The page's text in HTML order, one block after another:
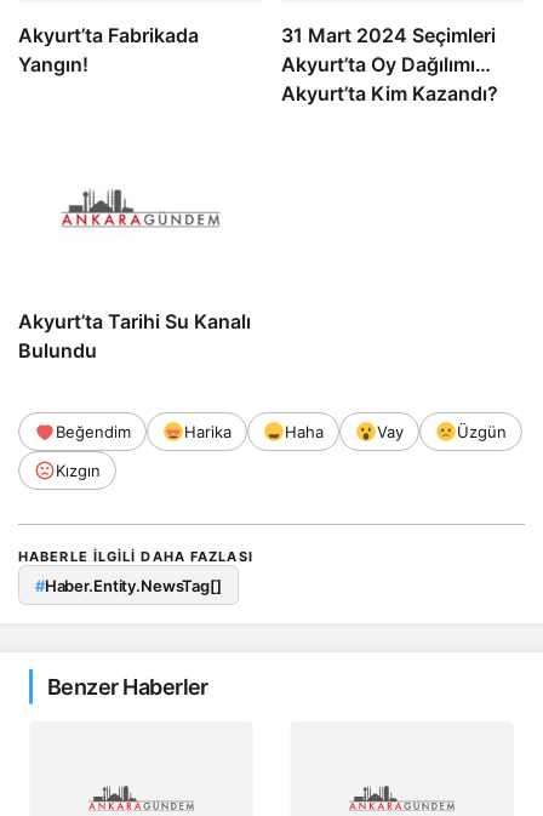
Akyurt’ta Fabrikada
Yangın!
31 Mart 2024 Seçimleri
Akyurt’ta Oy Dağılımı…
Akyurt’ta Kim Kazandı?
Akyurt’ta Tarihi Su Kanalı
Bulundu
Beğendim Harika Haha Vay
Üzgün
Kızgın
HABERLE ILGILI DAHA FAZLASI
#Haber.Entity.NewsTag[]
Benzer Haberler